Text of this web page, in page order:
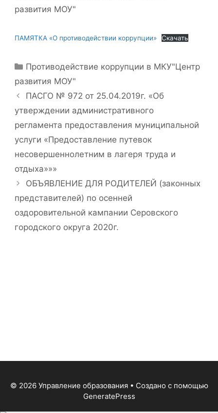
развития МОУ"
ПАМЯТКА «О противодействии коррупции» Скачать
Рубрики
Противодействие коррупции в МКУ"Центр
развития МОУ"
ПАСГО № 972 от 25.04.2019г. «Об
утверждении административного
регламента предоставления муниципальной
услуги «Предоставление путевок
несовершеннолетним в лагеря труда и
отдыха»»»
ОБЪЯВЛЕНИЕ ДЛЯ РОДИТЕЛЕЙ (законных
представителей) по осенней
оздоровительной кампании Серовского
городского округа 2020г.
© 2026 Управление образования• Создано с помощью
GeneratePress